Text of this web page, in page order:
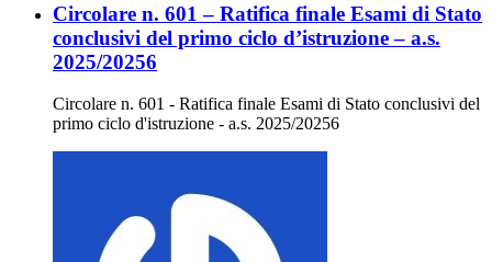
Circolare n. 601 – Ratifica finale Esami di Stato
conclusivi del primo ciclo d’istruzione – a.s.
2025/20256
Circolare n. 601 - Ratifica finale Esami di Stato conclusivi del
primo ciclo d'istruzione - a.s. 2025/20256